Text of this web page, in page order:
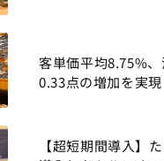
客単価平均8.75%
0.33点の増加を実現
【超短期間導入】